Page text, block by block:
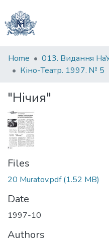
Communities
&
All of DSpace
Statistics
Home 013. Видання
Кіно-Театр. 1997. № 5
"Нічия"
Files
20 Muratov.pdf(1.52 MB)
Date
1997-10
Authors